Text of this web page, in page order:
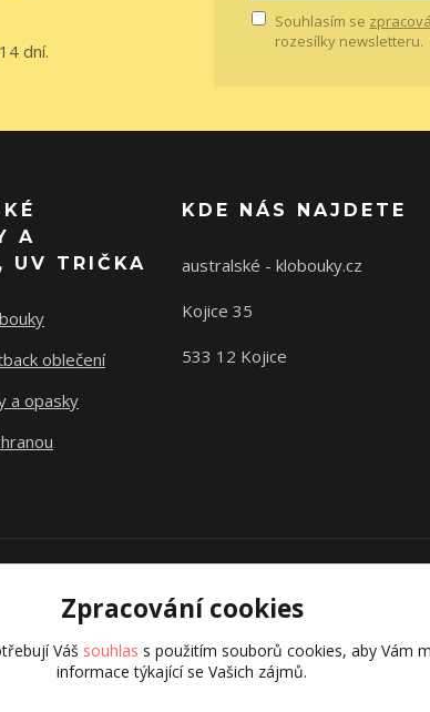
Zpracování cookies
Váš souhlas s použitím souborů cookies, aby Vám
informace týkající se Vašich zájmů.
dní.
Souhlasím se
rozesílky newsletteru.
A
UV TRIČKA
oblečení
a opasky
KDE NÁS NAJDETE
australské - klobouky.cz
Kojice 35
533 12 Kojice
Vytvořeno na Eshop-rychle.cz
Zpracování cookies
Váš souhlas s použitím souborů cookies, aby Vám
informace týkající se Vašich zájmů.